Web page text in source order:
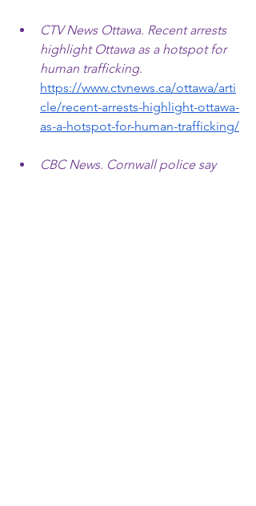
CTV News Ottawa. Recent arrests
highlight Ottawa as a hotspot for
human trafficking.
https://www.ctvnews.ca/ottawa/arti
cle/recent-arrests-highlight-ottawa-
as-a-hotspot-for-human-trafficking/
CBC News. Cornwall police say